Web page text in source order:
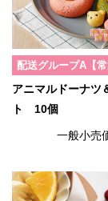
配送グループA【常
アニマルドーナツ
ト 10個
一般小売